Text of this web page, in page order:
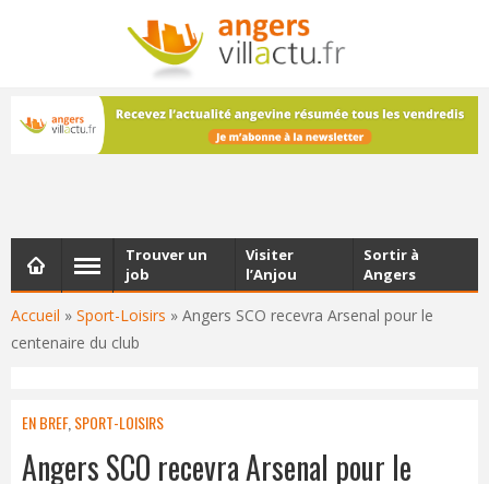
NEWSLETTER
Les dernières actualités d'Angers, chaque vendredi dans
votre boîte e-mail
Accueil » Sport-Loisirs » Angers SCO recevra Arsenal pour le
centenaire du club
Trouver un
job
Visiter
l’Anjou
Sortir à
Angers
EN BREF, SPORT-LOISIRS
Angers SCO recevra Arsenal pour le